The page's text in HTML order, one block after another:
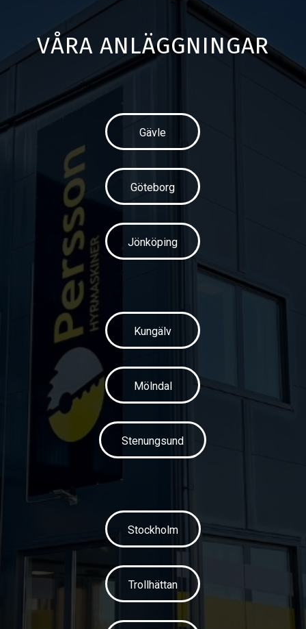
VÅRA ANLÄGGNINGAR
Gävle
Göteborg
Jönköping
Kungälv
Mölndal
Stenungsund
Stockholm
Trollhättan